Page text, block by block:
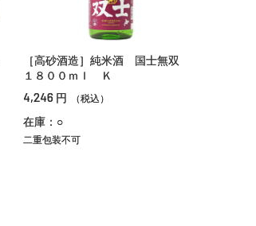
［高砂酒造］純米酒 国士無双
１８００ｍｌ Ｋ
4,246 円 （税込）
在庫：○
二重包装不可